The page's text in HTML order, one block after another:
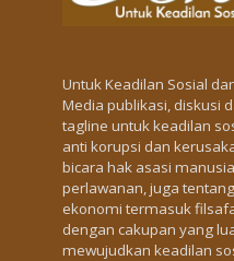
Untuk Keadilan Sosial
Media publikasi, diskusi
tagline untuk keadilan
anti korupsi dan
bicara hak asasi
perlawanan, juga
ekonomi termasuk
dengan cakupan yang
mewujudkan keadilan